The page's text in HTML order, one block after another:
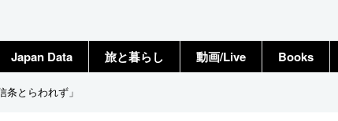
Japan Data 旅と暮らし 動画/Live Books
とらわれず」